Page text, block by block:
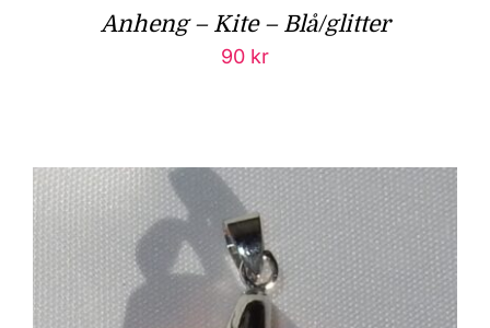
Anheng – Kite – Blå/glitter
90 kr